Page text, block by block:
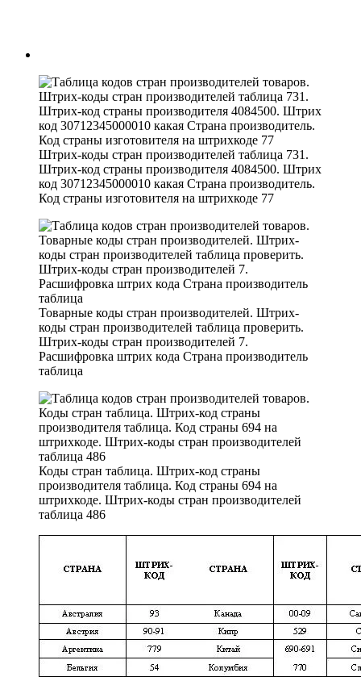
Штрих-коды стран производителей таблица 731.
Штрих-код страны производителя 4084500. Штрих
код 30712345000010 какая Страна производитель.
Код страны изготовителя на штрихкоде 77
Товарные коды стран производителей. Штрих-
коды стран производителей таблица проверить.
Штрих-коды стран производителей 7.
Расшифровка штрих кода Страна производитель
таблица
Коды стран таблица. Штрих-код страны
производителя таблица. Код страны 694 на
штрихкоде. Штрих-коды стран производителей
таблица 486